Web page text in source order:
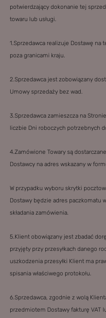
potwierdzający dokonanie tej
towaru lub usługi.
1.Sprzedawca realizuje Dostawę
poza granicami kraju.
2.Sprzedawca jest zobowiązany
Umowy sprzedaży bez wad.
3.Sprzedawca zamieszcza na
liczbie Dni roboczych potrzebnych
4.Zamówione Towary są
Dostawcy na adres wskazany w
W przypadku wyboru skrytki
Dostawy będzie adres paczkomatu
składania zamówienia.
5.Klient obowiązany jest zbadać
przyjęty przy przesyłkach danego
uszkodzenia przesyłki Klient ma
spisania właściwego protokołu.
6.Sprzedawca, zgodnie z wolą
przedmiotem Dostawy fakturę VAT